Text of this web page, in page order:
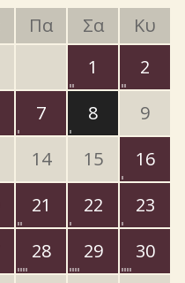
Πα Σα
Κυ
1
2
7 8
9
14 15
16
21 22
23
28 29
30